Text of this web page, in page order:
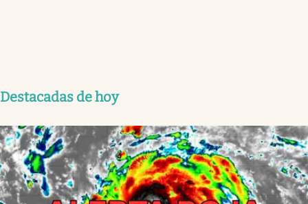
Destacadas de hoy